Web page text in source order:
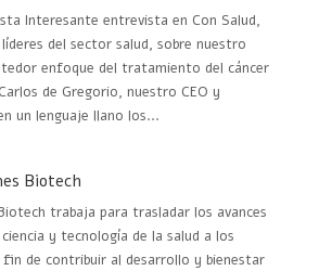
Interesante entrevista en Con Salud,
del sector salud, sobre nuestro
enfoque del tratamiento del cáncer
de Gregorio, nuestro CEO y
un lenguaje llano los...
Biotech
trabaja para trasladar los avances
y tecnología de la salud a los
fin de contribuir al desarrollo y bienestar